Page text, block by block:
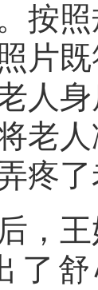
按
片
人
老
疼
王
了